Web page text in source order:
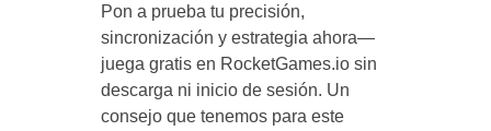
Pon a prueba tu precisión,
sincronización y estrategia ahora—
juega gratis en RocketGames.io sin
descarga ni inicio de sesión. Un
consejo que tenemos para este